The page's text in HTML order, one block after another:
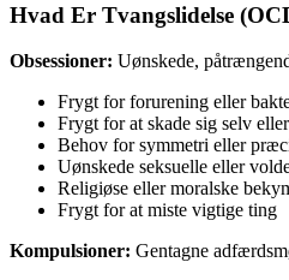
Hvad Er Tvangslidelse
Obsessioner: Uønskede,
Frygt for forurening eller
Frygt for at skade sig selv
Behov for symmetri eller
Uønskede seksuelle eller
Religiøse eller moralske
Frygt for at miste vigtige ting
Kompulsioner: Gentagne